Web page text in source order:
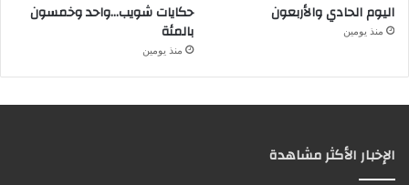
اليوم الحادي والأربعون
منذ يومين
حكايات شويب…واحد وخمسون
بالمئة
منذ يومين
الإخبار الأكثر مشاهدة